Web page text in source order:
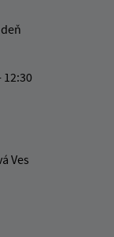
12:30
Ves